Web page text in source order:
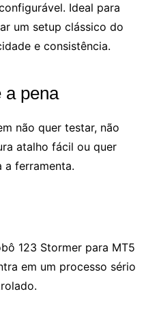
Ideal para
um setup clássico do
e consistência.
a pena
não quer testar, não
atalho fácil ou quer
a ferramenta.
123 Stormer para MT5
em um processo sério